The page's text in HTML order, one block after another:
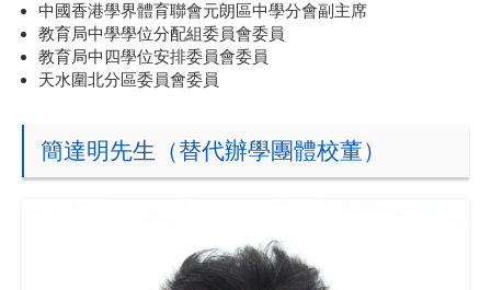
中國香港學界體育聯會元朗區中學分會副主席
教育局中學學位分配組委員會委員
教育局中四學位安排委員會委員
天水圍北分區委員會委員
簡達明先生（替代辦學團體校董）